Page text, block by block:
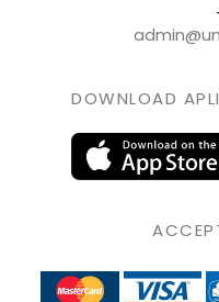
DOWNLOAD